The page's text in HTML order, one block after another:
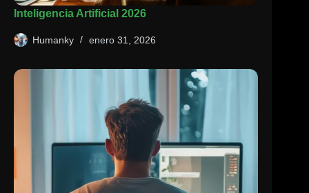
Inteligencia Artificial 2026
Humanky enero 31, 2026